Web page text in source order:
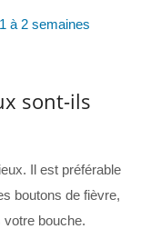
1 à 2 semaines
sont-ils
Il est préférable
boutons de fièvre,
votre bouche.